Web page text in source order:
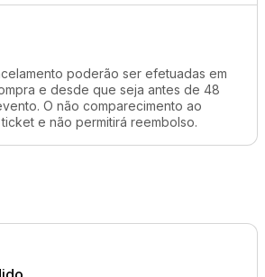
poderão ser efetuadas em
e desde que seja antes de 48
O não comparecimento ao
e não permitirá reembolso.